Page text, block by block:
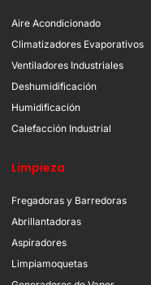
Aire Acondicionado
Climatizadores Evaporativos
Ventiladores Industriales
Deshumidificación
Humidificación
Calefacción Industrial
Limpieza
Fregadoras y Barredoras
Abrillantadoras
Aspiradores
Limpiamoquetas